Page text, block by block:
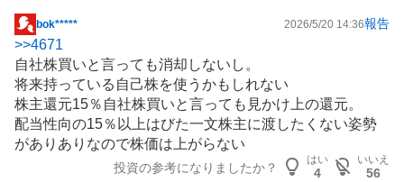
掲
示
板
記
事
bok***** 2026/5/20 14:36報告
>>4671
自社株買いと言っても消却しないし。
将来持っている自己株を使うかもしれない
株主還元15％自社株買いと言っても見かけ上の還元。
配当性向の15％以上はびた一文株主に渡したくない姿勢
がありありなので株価は上がらない
投資の参考になりましたか？
はい
4
いいえ
56